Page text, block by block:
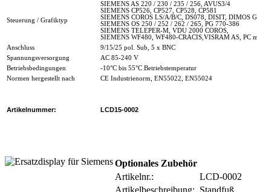
Steuerung / Grafiktyp
SIEMENS AS 220 / 230 / 235 / 256, AVUS3/4
SIEMENS CP526, CP527, CP528, CP581
SIEMENS COROS LS/A/B/C, DS078, DISIT, DIMOS
SIEMENS OS 250 / 252 / 262 / 265, PG 770-386
SIEMENS TELEPER-M, VDU 2000 COROS,
SIEMENS WF480, WF480-CRACIS,VISRAM AS, PC
Anschluss
9/15/25 pol. Sub, 5 x BNC
Spannungsversorgung
AC 85-240 V
Betriebsbedingungen
-10°C bis 55°C Betriebstemperatur
Normen hergestellt nach
CE Industrienorm, EN55022, EN55024
Artikelnummer: LCD15-0002
Optionales Zubehör
Artikelnr.:
LCD-0002